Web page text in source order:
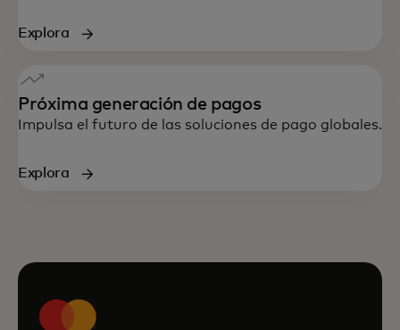
Explora
Próxima generación de pagos
Impulsa el futuro de las soluciones de pago globales.
Explora